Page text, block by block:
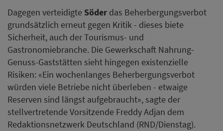
Dagegen verteidigte Söder das Beherbergungsverbot
grundsätzlich erneut gegen Kritik - dieses biete
Sicherheit, auch der Tourismus- und
Gastronomiebranche. Die Gewerkschaft Nahrung-
Genuss-Gaststätten sieht hingegen existenzielle
Risiken: «Ein wochenlanges Beherbergungsverbot
würden viele Betriebe nicht überleben - etwaige
Reserven sind längst aufgebraucht», sagte der
stellvertretende Vorsitzende Freddy Adjan dem
Redaktionsnetzwerk Deutschland (RND/Dienstag).